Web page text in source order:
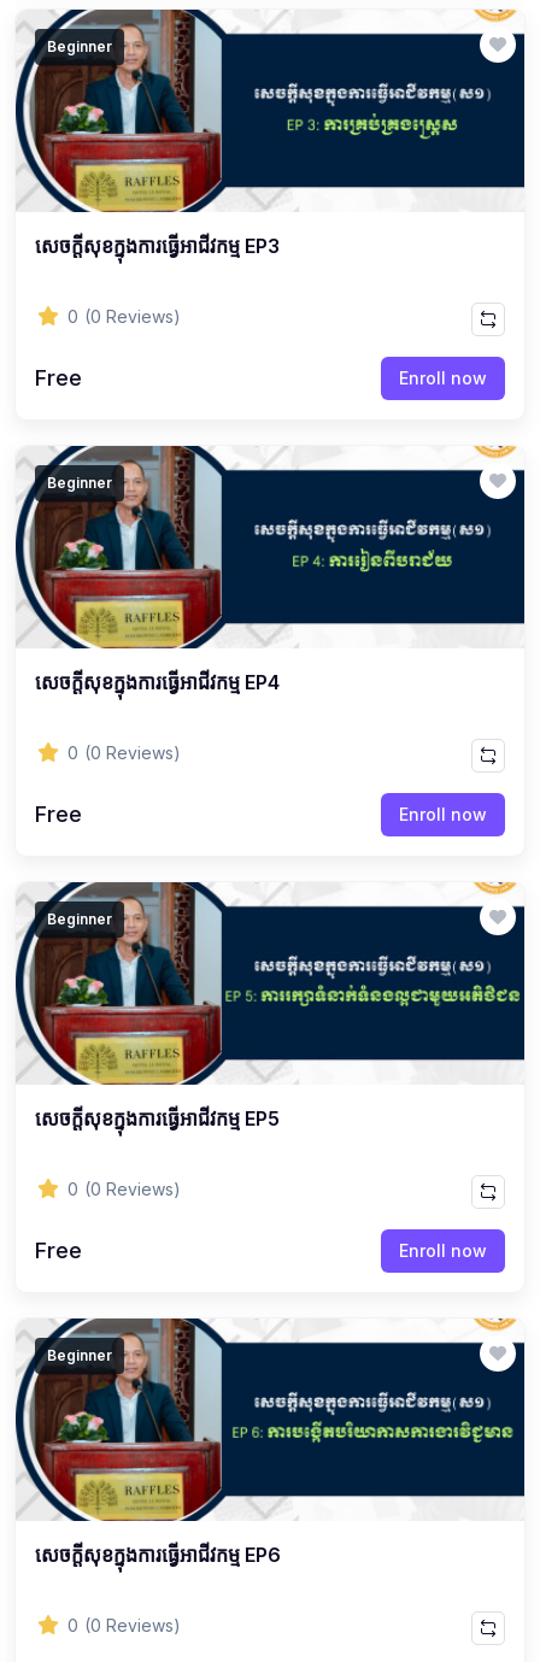
Beginner
សេចក្ដីសុខក្នុងការធ្វើអាជីវកម្ម EP3
0 (0 Reviews)
Free Enroll now
Beginner
សេចក្ដីសុខក្នុងការធ្វើអាជីវកម្ម EP4
0 (0 Reviews)
Free Enroll now
Beginner
សេចក្ដីសុខក្នុងការធ្វើអាជីវកម្ម EP5
0 (0 Reviews)
Free Enroll now
Beginner
សេចក្ដីសុខក្នុងការធ្វើអាជីវកម្ម EP6
0 (0 Reviews)